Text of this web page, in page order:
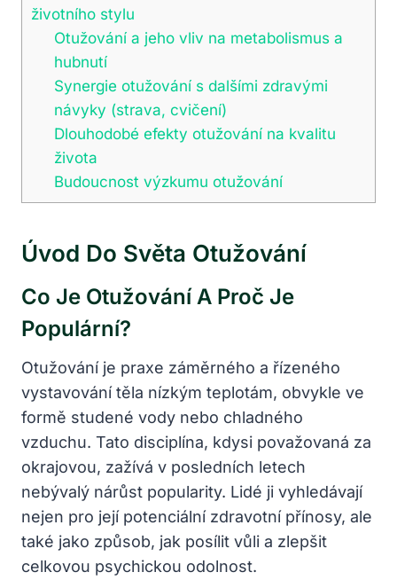
životního stylu
Otužování a jeho vliv na metabolismus a
hubnutí
Synergie otužování s dalšími zdravými
návyky (strava, cvičení)
Dlouhodobé efekty otužování na kvalitu
života
Budoucnost výzkumu otužování
Úvod Do Světa Otužování
Co Je Otužování A Proč Je
Populární?
Otužování je praxe záměrného a řízeného
vystavování těla nízkým teplotám, obvykle ve
formě studené vody nebo chladného
vzduchu. Tato disciplína, kdysi považovaná za
okrajovou, zažívá v posledních letech
nebývalý nárůst popularity. Lidé ji vyhledávají
nejen pro její potenciální zdravotní přínosy, ale
také jako způsob, jak posílit vůli a zlepšit
celkovou psychickou odolnost.